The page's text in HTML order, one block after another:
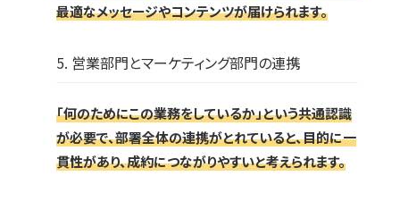
最適なメッセージやコンテンツが届けられます。
5. 営業部門とマーケティング部門の連携
「何のためにこの業務をしているか」という共通認識
が必要で、部署全体の連携がとれていると、目的に一
貫性があり、成約につながりやすいと考えられます。